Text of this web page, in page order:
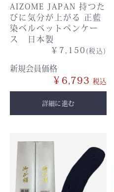
AIZOME JAPAN 持つた
びに気分が上がる 正藍
染ベルベットペンケー
ス 日本製
￥7,150 (税込)
新規会員価格
￥6,793
詳細に進む